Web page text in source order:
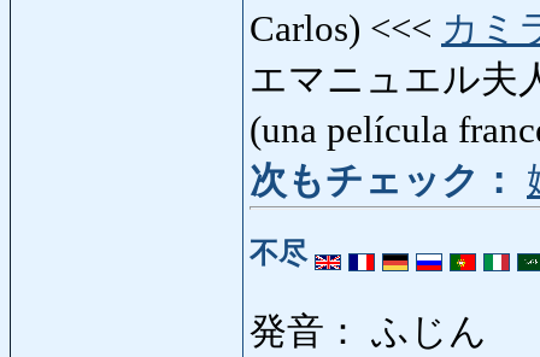
Carlos) <<< カミ
エマニュエル夫
(una película
次もチェック：
不尽
発音： ふじん